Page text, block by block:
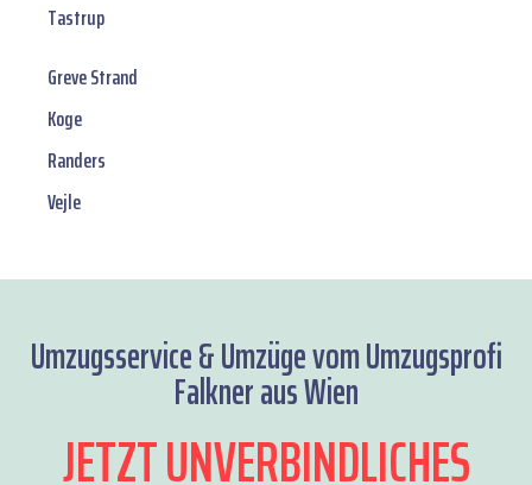
Tastrup
Greve Strand
Koge
Randers
Vejle
Umzugsservice & Umzüge vom Umzugsprofi
Falkner aus Wien
JETZT UNVERBINDLICHES